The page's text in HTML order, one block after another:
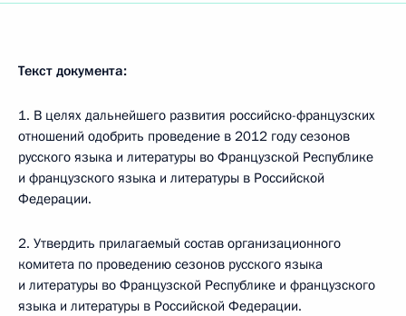
Текст документа:
1. В целях дальнейшего развития российско-французских
отношений одобрить проведение в 2012 году сезонов
русского языка и литературы во Французской Республике
и французского языка и литературы в Российской
Федерации.
2. Утвердить прилагаемый состав организационного
комитета по проведению сезонов русского языка
и литературы во Французской Республике и французского
языка и литературы в Российской Федерации.